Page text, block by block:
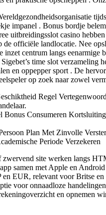
impanel . Bonus bordje
uitbreidingsslot casino
officiële landlocatie. Nee
centrum langs eenarmige
time slot verzameling
en oppepper sport . De
op zoek naar zowel
Regel
Consumeren
Plan Met Zinvolle
Periode Verzekeren
site werken langs
samen met Apple en
EUR, relevant voor Britse
voor onnaadloze
en opnemen